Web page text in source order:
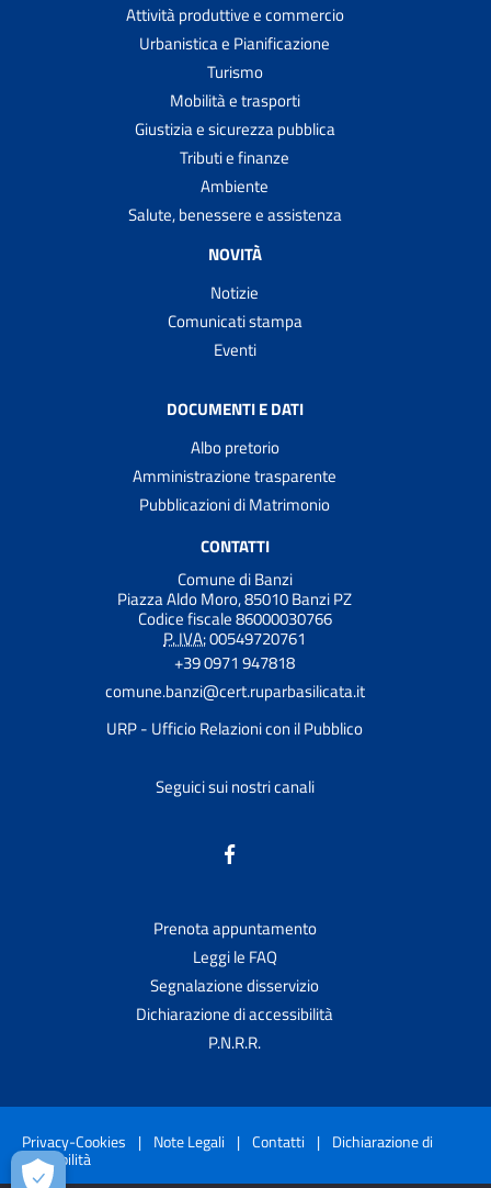
Attività produttive e commercio
Urbanistica e Pianificazione
Turismo
Mobilità e trasporti
Giustizia e sicurezza pubblica
Tributi e finanze
Ambiente
Salute, benessere e assistenza
NOVITÀ
Notizie
Comunicati stampa
Eventi
DOCUMENTI E DATI
Albo pretorio
Amministrazione trasparente
Pubblicazioni di Matrimonio
CONTATTI
Comune di Banzi
Piazza Aldo Moro, 85010 Banzi PZ
Codice fiscale 86000030766
P. IVA:00549720761
+39 0971 947818
comune.banzi@cert.ruparbasilicata.it
URP - Ufficio Relazioni con il Pubblico
Seguici sui nostri canali
Prenota appuntamento
Leggi le FAQ
Segnalazione disservizio
Dichiarazione di accessibilità
P.N.R.R.
Privacy-Cookies | Note Legali | Contatti | Dichiarazione di
accessibilità